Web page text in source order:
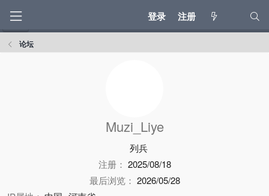
登录 注册
论坛
Muzi_Liye
列兵
注册
2025/08/18
最后浏览
2026/05/28